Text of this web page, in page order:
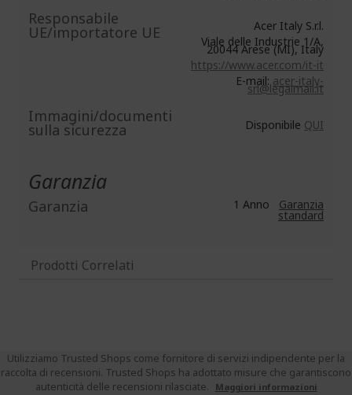
Responsabile
UE/importatore UE
Acer Italy S.r.l.
Viale delle Industrie 1/A,
20044 Arese (MI), Italy
https://www.acer.com/it-it
E-mail:acer-italy-
srl@legalmail.it
Immagini/documenti
sulla sicurezza Disponibile QUI
Garanzia
Garanzia 1 Anno Garanzia
standard
Prodotti Correlati
Utilizziamo Trusted Shops come fornitore di servizi indipendente per la
raccolta di recensioni. Trusted Shops ha adottato misure che garantiscono
autenticità delle recensioni rilasciate.
Maggiori informazioni